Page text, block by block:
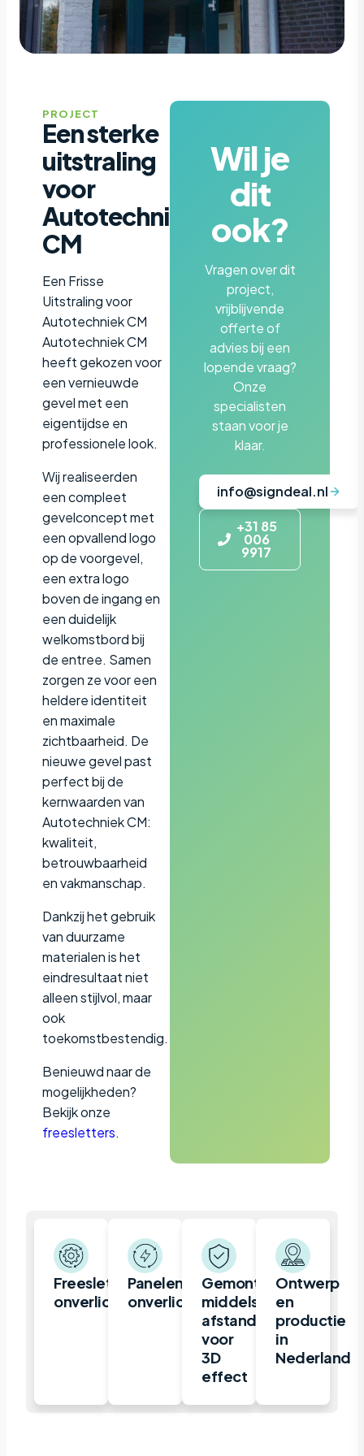
PROJECT
Een sterke
uitstraling
voor
Autotechniek
CM
Een Frisse
Uitstraling voor
Autotechniek CM
Autotechniek CM
heeft gekozen voor
een vernieuwde
gevel met een
eigentijdse en
professionele look.
Wij realiseerden
een compleet
gevelconcept met
een opvallend logo
op de voorgevel,
een extra logo
boven de ingang en
een duidelijk
welkomstbord bij
de entree. Samen
zorgen ze voor een
heldere identiteit
en maximale
zichtbaarheid. De
nieuwe gevel past
perfect bij de
kernwaarden van
Autotechniek CM:
kwaliteit,
betrouwbaarheid
en vakmanschap.
Dankzij het gebruik
van duurzame
materialen is het
eindresultaat niet
alleen stijlvol, maar
ook
toekomstbestendig.
Benieuwd naar de
mogelijkheden?
Bekijk onze
freesletters.
Wil je
dit
ook?
Vragen over dit
project,
vrijblijvende
offerte of
advies bij een
lopende vraag?
Onze
specialisten
staan voor je
klaar.
info@signdeal.nl
+31 85
006
9917
Freesletter,
onverlicht
Panelen,
onverlicht
Gemonteerd
middels
afstandhouders
voor
3D
effect
Ontwerp
en
productie
in
Nederland